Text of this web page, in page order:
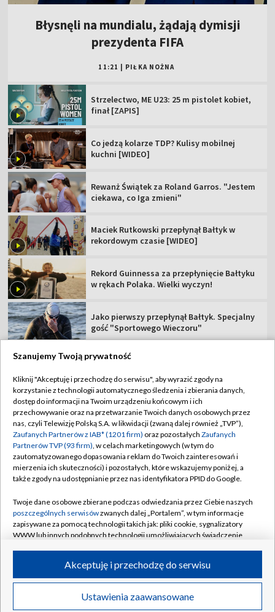
Transmisje Wideo
Błysnęli na mundialu, żądają dymisji
prezydenta FIFA
11:21 PIŁKA NOŻNA
Strzelectwo, ME U23: 25 m pistolet kobiet,
finał [ZAPIS]
Co jedzą kolarze TDP? Kulisy mobilnej
kuchni [WIDEO]
Rewanż Świątek za Roland Garros. "Jestem
ciekawa, co Iga zmieni"
Maciek Rutkowski przepłynął Bałtyk w
rekordowym czasie [WIDEO]
Rekord Guinnessa za przepłynięcie Bałtyku
w rękach Polaka. Wielki wyczyn!
Jako pierwszy przepłynął Bałtyk. Specjalny
gość "Sportowego Wieczoru"
TVP
Abonament TVP
Sklep TVP
Biuro Reklamy
Oferta Handlowa
Emisja w TVP
Rada Programowa
Ogłoszenia przetargowe
Akademia Telewizyjna
Centrum informacji TVP
Regulamin TVP
Polityka prywatności
Moje zgody
Biuro reklamy
Kanały
©2026 Telewizja Polska Spółka Akcyjna w likwidacji
Szanujemy Twoją prywatność
Kliknij "Akceptuję i przechodzę do serwisu", aby wyrazić zgody na
korzystanie z technologii automatycznego śledzenia i zbierania danych,
dostęp do informacji na Twoim urządzeniu końcowym i ich
przechowywanie oraz na przetwarzanie Twoich danych osobowych przez
nas, czyli Telewizję Polską S.A. w likwidacji (zwaną dalej również „TVP”),
Zaufanych Partnerów z IAB* (1201 firm) oraz pozostałych Zaufanych
Partnerów TVP (93 firm), w celach marketingowych (w tym do
zautomatyzowanego dopasowania reklam do Twoich zainteresowań i
mierzenia ich skuteczności) i pozostałych, które wskazujemy poniżej, a
także zgody na udostępnianie przez nas identyfikatora PPID do Google.
Twoje dane osobowe zbierane podczas odwiedzania przez Ciebie naszych
poszczególnych serwisówzwanych dalej „Portalem”, w tym informacje
zapisywane za pomocą technologii takich jak: pliki cookie, sygnalizatory
WWW lub innych podobnych technologii umożliwiających świadczenie
ruchu w Internecie.
Twoje dane osobowe zbierane podczas odwiedzania przez Ciebie
poszczególnych serwisówna Portalu, takie jak adresy IP, identyfikatory
Ustawienia zaawansowane
Akceptuję i przechodzę do serwisu